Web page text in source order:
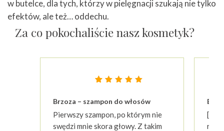
w butelce, dla tych, którzy w pielęgnacji szukają nie tylko
efektów, ale też… oddechu.
Za co pokochaliście nasz kosmetyk?
na 5 na
podstawie
ocen
klientów
Brzoza – szampon do włosów
Pierwszy szampon, po którym nie
swędzi mnie skora głowy. Z takim